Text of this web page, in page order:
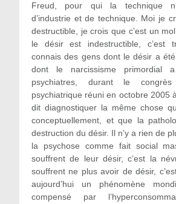
Freud, pour qui la technique
d’industrie et de technique. Moi je
destructible, je crois que c’est un
le désir est indestructible, c’est
connais des gens dont le désir a
dont le narcissisme primordial
psychiatres, durant le congrès
psychiatrique réuni en octobre 2005
dit diagnostiquer la même chose
conceptuellement, et que la
destruction du désir. Il n’y a rien de
la psychose comme fait social
souffrent de leur désir, c’est la
souffrent ne plus avoir de désir,
aujourd’hui un phénomène
compensé par